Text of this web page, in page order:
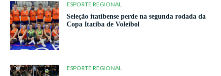
ESPORTE REGIONAL
Seleção itatibense perde na segunda rodada da
Copa Itatiba de Voleibol
ESPORTE REGIONAL